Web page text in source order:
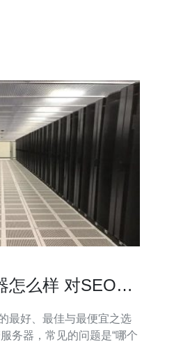
括如何选择、应该关注哪
怎么样 对SEO与
最好、最佳与最便宜之选
务器，常见的问题是“哪个